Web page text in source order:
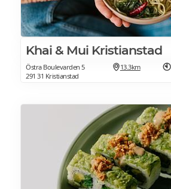
Khai & Mui Kristianstad
Östra Boulevarden 5
291 31 Kristianstad
13.3km